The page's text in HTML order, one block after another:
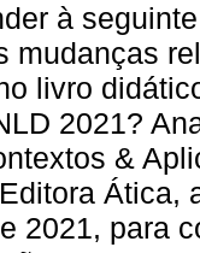
à
mudanças
livro
2021?
&
2021, para